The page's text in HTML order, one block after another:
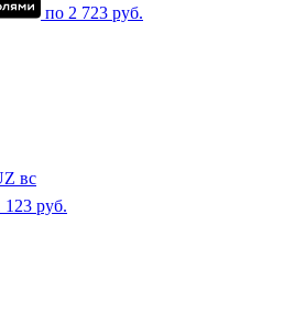
по 2 723 руб.
вс
123 руб.